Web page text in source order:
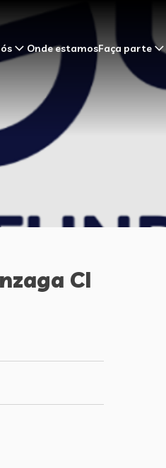
Onde estamosFaça parte
CI